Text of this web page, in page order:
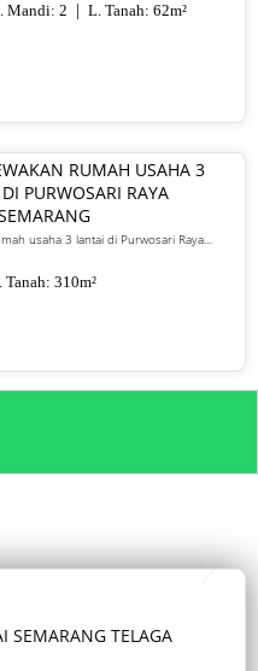
Mandi: 2 L. Tanah: 62m²
RUMAH USAHA 3
PURWOSARI RAYA
usaha 3 lantai di Purwosari Raya
sewa 135 juta per tahun.
Tanah: 310m²
SEMARANG TELAGA